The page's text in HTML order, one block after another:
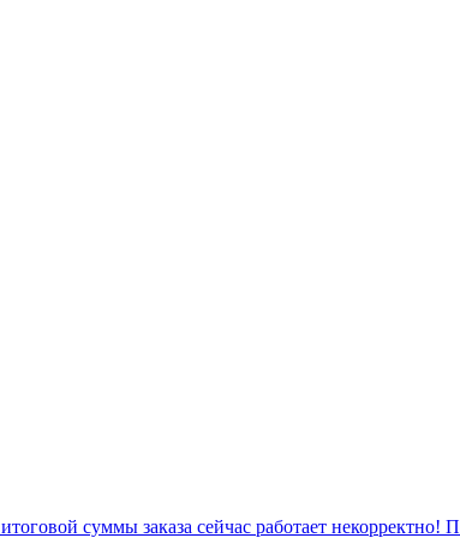
суммы заказа сейчас работает